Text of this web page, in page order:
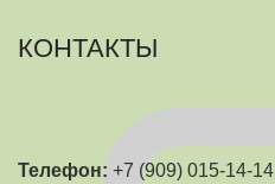
КОНТАКТЫ
Телефон: +7 (909) 015-14-14